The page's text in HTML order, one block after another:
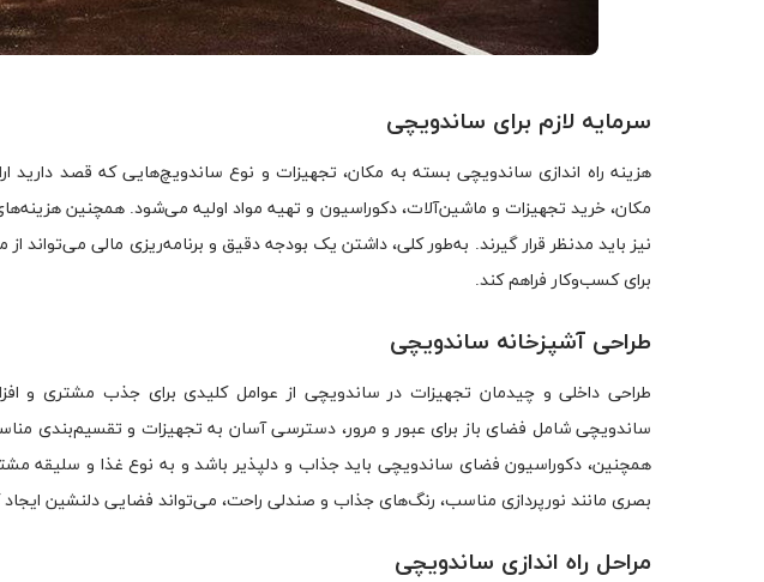
سرمایه لازم برای ساندویچی
هزینه راه اندازی ساندویچی بسته به مکان، تجهیزات و نوع ساندویچ‌هایی که قصد دارید
مکان، خرید تجهیزات و ماشین‌آلات، دکوراسیون و تهیه مواد اولیه می‌شود. همچنین
نیز باید مدنظر قرار گیرند. به‌طور کلی، داشتن یک بودجه دقیق و برنامه‌ریزی مالی می‌تواند
برای کسب‌وکار فراهم کند.
طراحی آشپزخانه ساندویچی
طراحی داخلی و چیدمان تجهیزات در ساندویچی از عوامل کلیدی برای جذب مشتری و
ساندویچی شامل فضای باز برای عبور و مرور، دسترسی آسان به تجهیزات و تقسیم‌بندی
همچنین، دکوراسیون فضای ساندویچی باید جذاب و دلپذیر باشد و به نوع غذا و سلیقه
بصری مانند نورپردازی مناسب، رنگ‌های جذاب و صندلی راحت، می‌تواند فضایی دلنشین ایجاد
مراحل راه اندازی ساندویچی